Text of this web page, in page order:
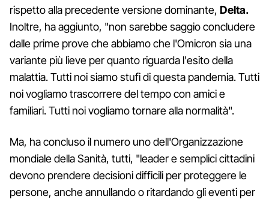
rispetto alla precedente versione dominante, Delta.
Inoltre, ha aggiunto, "non sarebbe saggio concludere
dalle prime prove che abbiamo che l'Omicron sia una
variante più lieve per quanto riguarda l'esito della
malattia. Tutti noi siamo stufi di questa pandemia. Tutti
noi vogliamo trascorrere del tempo con amici e
familiari. Tutti noi vogliamo tornare alla normalità".
Ma, ha concluso il numero uno dell'Organizzazione
mondiale della Sanità, tutti, "leader e semplici cittadini
devono prendere decisioni difficili per proteggere le
persone, anche annullando o ritardando gli eventi per